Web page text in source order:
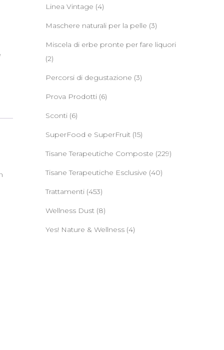
Linea Vintage (4)
Maschere naturali per la pelle (3)
Miscela di erbe pronte per fare liquori
(2)
Percorsi di degustazione (3)
Prova Prodotti (6)
Sconti (6)
SuperFood e SuperFruit (15)
Tisane Terapeutiche Composte (229)
Tisane Terapeutiche Esclusive (40)
Trattamenti (453)
Wellness Dust (8)
Yes! Nature & Wellness (4)